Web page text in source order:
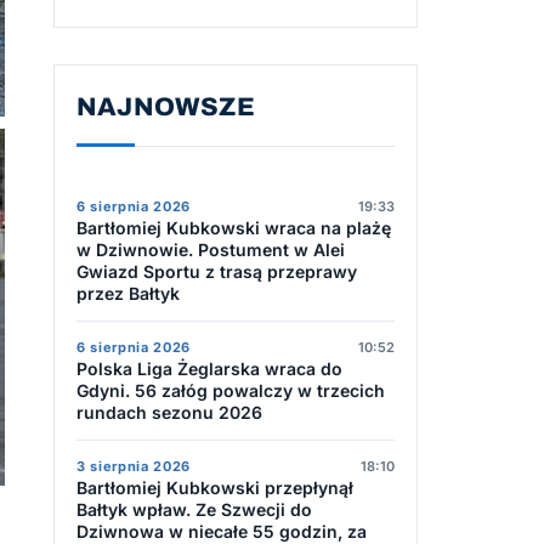
NAJNOWSZE
6 sierpnia 2026 19:33
Bartłomiej Kubkowski wraca na plażę
w Dziwnowie. Postument w Alei
Gwiazd Sportu z trasą przeprawy
przez Bałtyk
6 sierpnia 2026 10:52
Polska Liga Żeglarska wraca do
Gdyni. 56 załóg powalczy w trzecich
rundach sezonu 2026
3 sierpnia 2026 18:10
Bartłomiej Kubkowski przepłynął
Bałtyk wpław. Ze Szwecji do
Dziwnowa w niecałe 55 godzin, za